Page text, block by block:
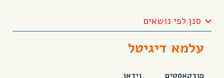
סנן לפי נושאים
עלמא דיגיטל
פודקאסטים
וידאו